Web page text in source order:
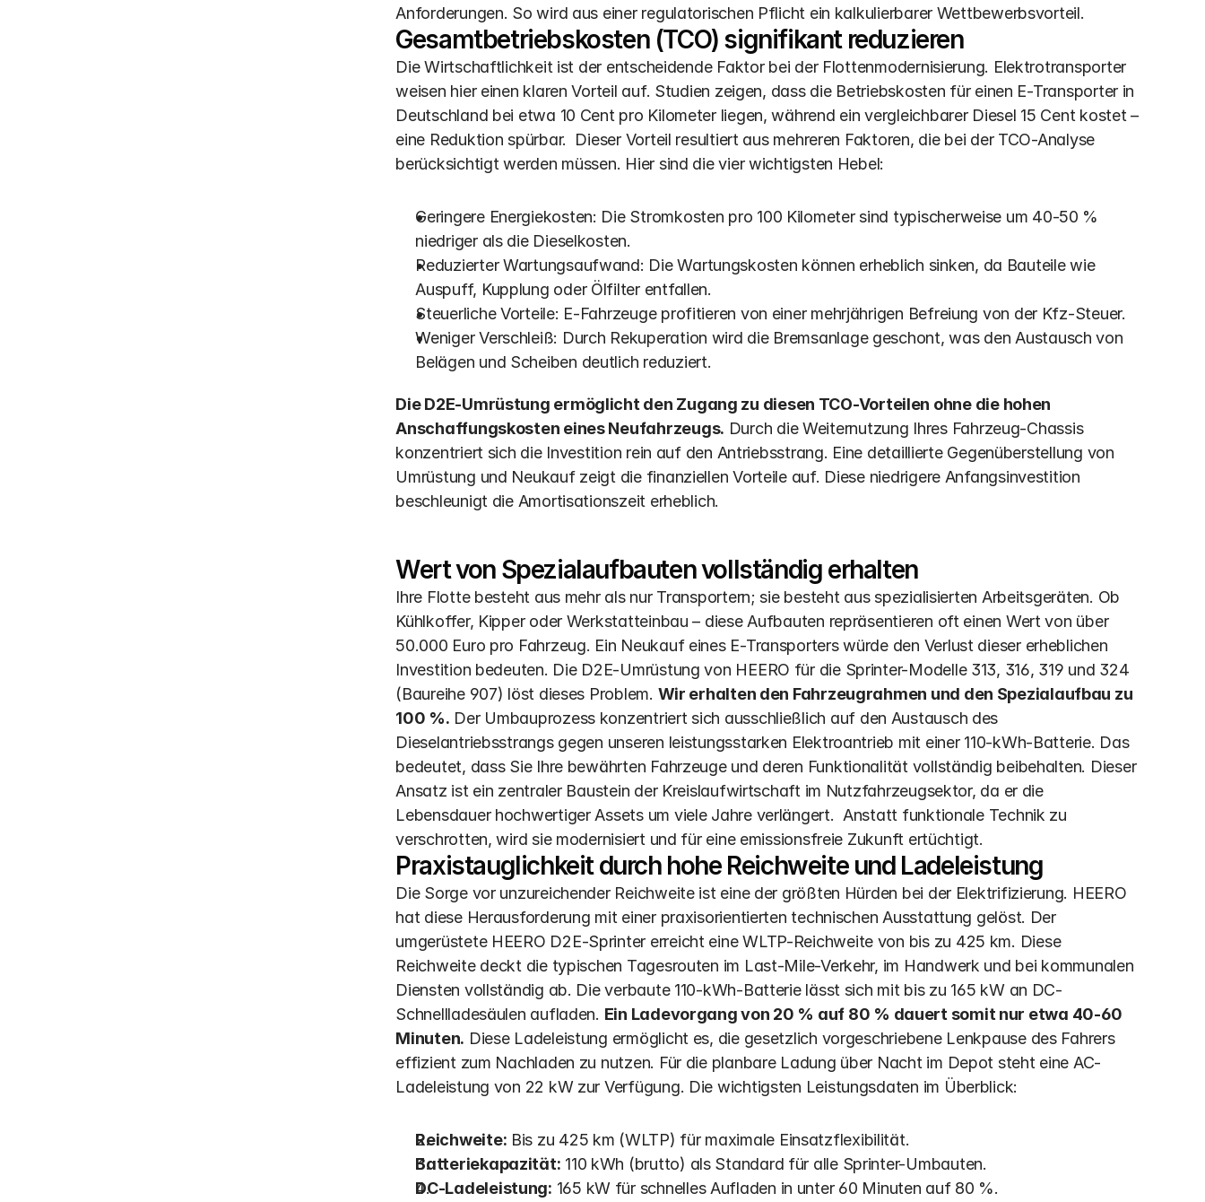
Anforderungen. So wird aus einer regulatorischen Pflicht ein kalkulierbarer Wettbewerbsvorteil.
Gesamtbetriebskosten (TCO) signifikant reduzieren
Die Wirtschaftlichkeit ist der entscheidende Faktor bei der Flottenmodernisierung. Elektrotransporter
weisen hier einen klaren Vorteil auf. Studien zeigen, dass die Betriebskosten für einen E-Transporter in
Deutschland bei etwa 10 Cent pro Kilometer liegen, während ein vergleichbarer Diesel 15 Cent kostet –
eine Reduktion spürbar.  Dieser Vorteil resultiert aus mehreren Faktoren, die bei der TCO-Analyse
berücksichtigt werden müssen. Hier sind die vier wichtigsten Hebel:
Geringere Energiekosten: Die Stromkosten pro 100 Kilometer sind typischerweise um 40-50 %
niedriger als die Dieselkosten.
Reduzierter Wartungsaufwand: Die Wartungskosten können erheblich sinken, da Bauteile wie
Auspuff, Kupplung oder Ölfilter entfallen.
Steuerliche Vorteile: E-Fahrzeuge profitieren von einer mehrjährigen Befreiung von der Kfz-Steuer.
Weniger Verschleiß: Durch Rekuperation wird die Bremsanlage geschont, was den Austausch von
Belägen und Scheiben deutlich reduziert.
Die D2E-Umrüstung ermöglicht den Zugang zu diesen TCO-Vorteilen ohne die hohen
Anschaffungskosten eines Neufahrzeugs. Durch die Weiternutzung Ihres Fahrzeug-Chassis
konzentriert sich die Investition rein auf den Antriebsstrang. Eine detaillierte Gegenüberstellung von
Umrüstung und Neukauf zeigt die finanziellen Vorteile auf. Diese niedrigere Anfangsinvestition
beschleunigt die Amortisationszeit erheblich.
Wert von Spezialaufbauten vollständig erhalten
Ihre Flotte besteht aus mehr als nur Transportern; sie besteht aus spezialisierten Arbeitsgeräten. Ob
Kühlkoffer, Kipper oder Werkstatteinbau – diese Aufbauten repräsentieren oft einen Wert von über
50.000 Euro pro Fahrzeug. Ein Neukauf eines E-Transporters würde den Verlust dieser erheblichen
Investition bedeuten. Die D2E-Umrüstung von HEERO für die Sprinter-Modelle 313, 316, 319 und 324
(Baureihe 907) löst dieses Problem. Wir erhalten den Fahrzeugrahmen und den Spezialaufbau zu
100 %. Der Umbauprozess konzentriert sich ausschließlich auf den Austausch des
Dieselantriebsstrangs gegen unseren leistungsstarken Elektroantrieb mit einer 110-kWh-Batterie. Das
bedeutet, dass Sie Ihre bewährten Fahrzeuge und deren Funktionalität vollständig beibehalten. Dieser
Ansatz ist ein zentraler Baustein der Kreislaufwirtschaft im Nutzfahrzeugsektor, da er die
Lebensdauer hochwertiger Assets um viele Jahre verlängert.  Anstatt funktionale Technik zu
verschrotten, wird sie modernisiert und für eine emissionsfreie Zukunft ertüchtigt.
Praxistauglichkeit durch hohe Reichweite und Ladeleistung
Die Sorge vor unzureichender Reichweite ist eine der größten Hürden bei der Elektrifizierung. HEERO
hat diese Herausforderung mit einer praxisorientierten technischen Ausstattung gelöst. Der
umgerüstete HEERO D2E-Sprinter erreicht eine WLTP-Reichweite von bis zu 425 km. Diese
Reichweite deckt die typischen Tagesrouten im Last-Mile-Verkehr, im Handwerk und bei kommunalen
Diensten vollständig ab. Die verbaute 110-kWh-Batterie lässt sich mit bis zu 165 kW an DC-
Schnellladesäulen aufladen. Ein Ladevorgang von 20 % auf 80 % dauert somit nur etwa 40-60
Minuten. Diese Ladeleistung ermöglicht es, die gesetzlich vorgeschriebene Lenkpause des Fahrers
effizient zum Nachladen zu nutzen. Für die planbare Ladung über Nacht im Depot steht eine AC-
Ladeleistung von 22 kW zur Verfügung. Die wichtigsten Leistungsdaten im Überblick:
Reichweite: Bis zu 425 km (WLTP) für maximale Einsatzflexibilität.
Batteriekapazität: 110 kWh (brutto) als Standard für alle Sprinter-Umbauten.
DC-Ladeleistung: 165 kW für schnelles Aufladen in unter 60 Minuten auf 80 %.